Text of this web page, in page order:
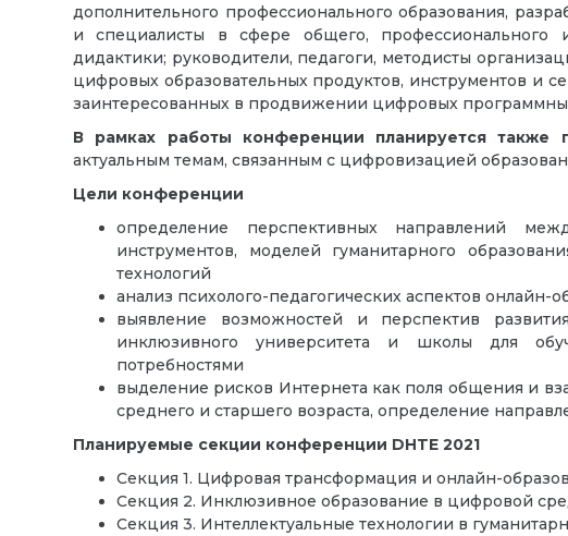
дополнительного профессионального образования,
и специалисты в сфере общего, профессионального
дидактики; руководители, педагоги, методисты
цифровых образовательных продуктов, инструментов и
заинтересованных в продвижении цифровых
В рамках работы конференции планируется также
актуальным темам, связанным с цифровизацией
Цели конференции
определение перспективных направлений
инструментов, моделей гуманитарного
технологий
анализ психолого-педагогических аспектов онлайн-
выявление возможностей и перспектив
инклюзивного университета и школы для
потребностями
выделение рисков Интернета как поля общения и
среднего и старшего возраста, определение
Планируемые секции конференции DHTE 2021
Секция 1. Цифровая трансформация и онлайн-
Секция 2. Инклюзивное образование в цифровой
Секция 3. Интеллектуальные технологии в